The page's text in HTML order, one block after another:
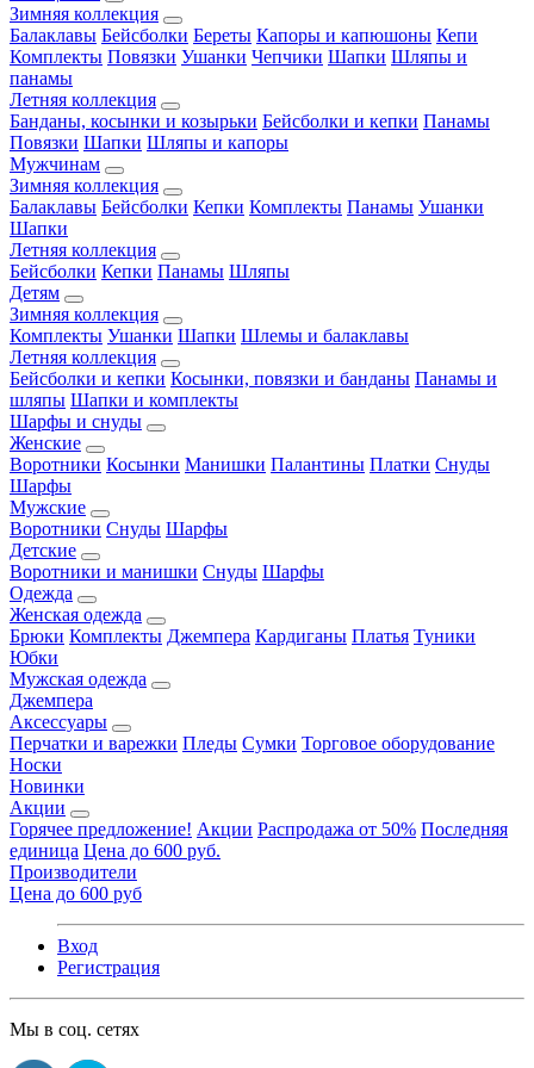
Зимняя коллекция
Балаклавы Бейсболки Береты Капоры и капюшоны Кепи
Комплекты Повязки Ушанки Чепчики Шапки Шляпы и
панамы
Летняя коллекция
Банданы, косынки и козырьки Бейсболки и кепки Панамы
Повязки Шапки Шляпы и капоры
Мужчинам
Зимняя коллекция
Балаклавы Бейсболки Кепки Комплекты Панамы Ушанки
Шапки
Летняя коллекция
Бейсболки Кепки Панамы Шляпы
Детям
Зимняя коллекция
Комплекты Ушанки Шапки Шлемы и балаклавы
Летняя коллекция
Бейсболки и кепки Косынки, повязки и банданы Панамы и
шляпы Шапки и комплекты
Шарфы и снуды
Женские
Воротники Косынки Манишки Палантины Платки Снуды
Шарфы
Мужские
Воротники Снуды Шарфы
Детские
Воротники и манишки Снуды Шарфы
Одежда
Женская одежда
Брюки Комплекты Джемпера Кардиганы Платья Туники
Юбки
Мужская одежда
Джемпера
Аксессуары
Перчатки и варежки Пледы Сумки Торговое оборудование
Носки
Новинки
Акции
Горячее предложение! Акции Распродажа от 50% Последняя
единица Цена до 600 руб.
Производители
Цена до 600 руб
Вход
Регистрация
Мы в соц. сетях